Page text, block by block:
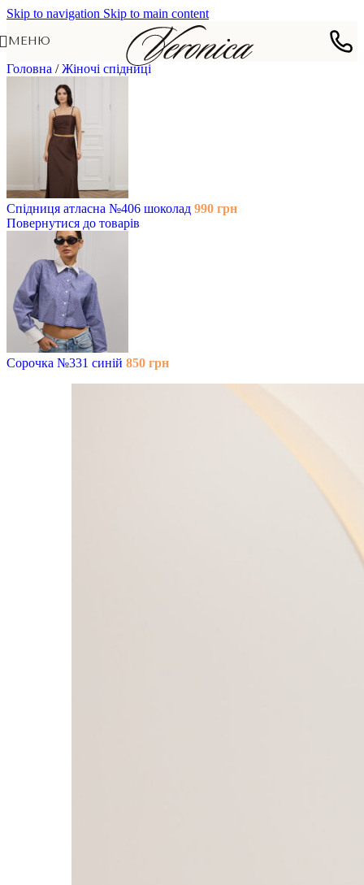
Skip to navigation Skip to main content
МЕНЮ
Головна / Жіночі спідниці
Спідниця атласна №406 шоколад 990 грн
Повернутися до товарів
Сорочка №331 синій 850 грн